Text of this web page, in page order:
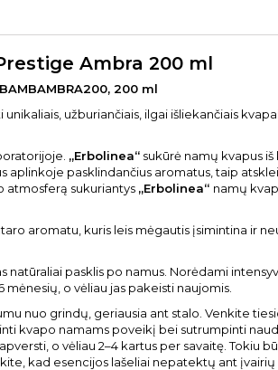
Ambra 200 ml
200 ml
užburiančiais, ilgai išliekančiais
„Erbolinea“ sukūrė namų kvapus
pasklindančius aromatus, taip
atmosferą sukuriantys „Erbolinea“ namų
aromatu, kuris leis mėgautis įsimintina ir
pasklis po namus. Norėdami
o vėliau jas pakeisti naujomis.
nuo grindų, geriausia ant stalo. Venkite
kvapo namams poveikį bei sutrumpinti
o vėliau 2–4 kartus per savaitę. Tokiu
kad esencijos lašeliai nepatektų ant įvairių